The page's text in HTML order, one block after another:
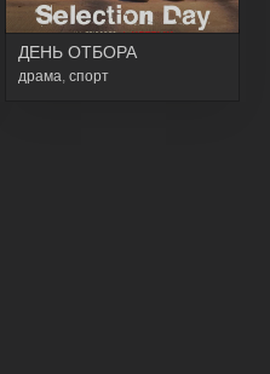
ДЕНЬ ОТБОРА
драма, спорт